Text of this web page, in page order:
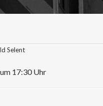
Selent
17:30 Uhr